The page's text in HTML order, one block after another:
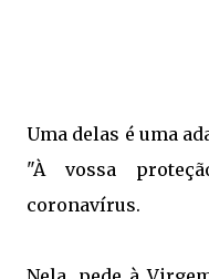
Uma delas é uma
"À vossa
coronavírus.